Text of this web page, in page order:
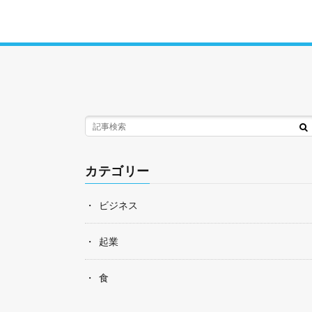
カテゴリー
ビジネス
起業
食